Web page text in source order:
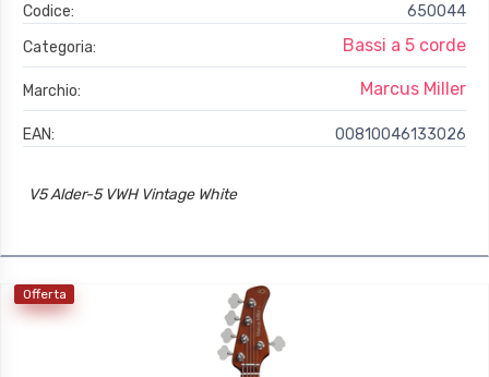
Codice:
650044
Categoria:
Bassi a 5 corde
Marchio: Marcus Miller
EAN: 00810046133026
V5 Alder-5 VWH Vintage White
Offerta